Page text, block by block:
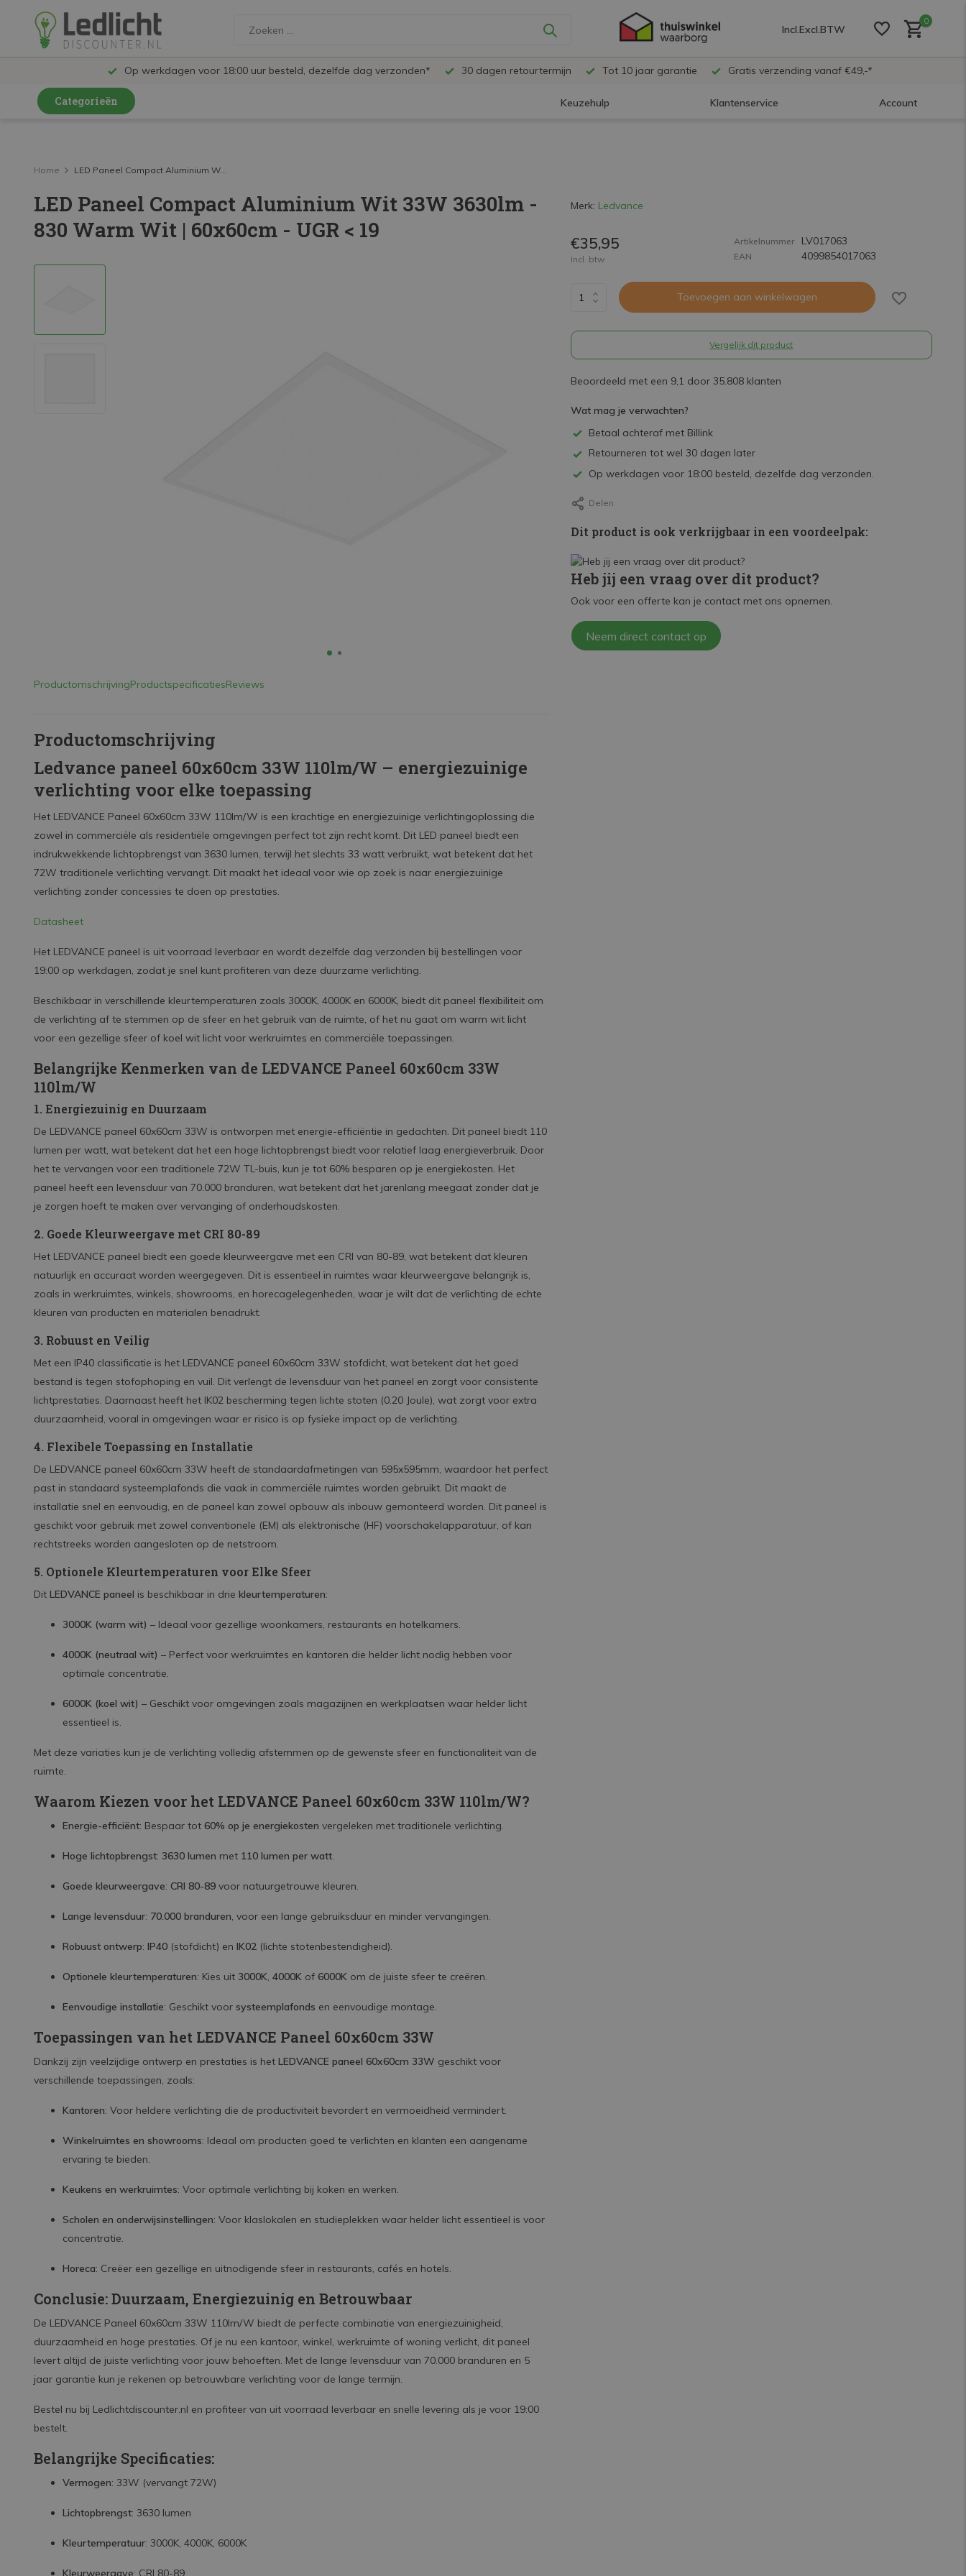
Incl.Excl.BTW
0
Op werkdagen voor 18:00 uur besteld, dezelfde dag verzonden* 30 dagen retourtermijn Tot 10 jaar garantie Gratis verzending vanaf €49,-*
Categorieën Keuzehulp Klantenservice Account
LED Railspots
LED Panelen
LED TL
Home LED Paneel Compact Aluminium W...
LED Paneel Compact Aluminium Wit 33W 3630lm -
830 Warm Wit | 60x60cm - UGR < 19
ProductomschrijvingProductspecificatiesReviews
Productomschrijving
Ledvance paneel 60x60cm 33W 110lm/W – energiezuinige
verlichting voor elke toepassing
Het LEDVANCE Paneel 60x60cm 33W 110lm/W is een krachtige en energiezuinige verlichtingoplossing die
zowel in commerciële als residentiële omgevingen perfect tot zijn recht komt. Dit LED paneel biedt een
indrukwekkende lichtopbrengst van 3630 lumen, terwijl het slechts 33 watt verbruikt, wat betekent dat het
72W traditionele verlichting vervangt. Dit maakt het ideaal voor wie op zoek is naar energiezuinige
verlichting zonder concessies te doen op prestaties.
Datasheet
Het LEDVANCE paneel is uit voorraad leverbaar en wordt dezelfde dag verzonden bij bestellingen voor
19:00 op werkdagen, zodat je snel kunt profiteren van deze duurzame verlichting.
Beschikbaar in verschillende kleurtemperaturen zoals 3000K, 4000K en 6000K, biedt dit paneel flexibiliteit om
de verlichting af te stemmen op de sfeer en het gebruik van de ruimte, of het nu gaat om warm wit licht
voor een gezellige sfeer of koel wit licht voor werkruimtes en commerciële toepassingen.
Belangrijke Kenmerken van de LEDVANCE Paneel 60x60cm 33W
110lm/W
1. Energiezuinig en Duurzaam
De LEDVANCE paneel 60x60cm 33W is ontworpen met energie-efficiëntie in gedachten. Dit paneel biedt 110
lumen per watt, wat betekent dat het een hoge lichtopbrengst biedt voor relatief laag energieverbruik. Door
het te vervangen voor een traditionele 72W TL-buis, kun je tot 60% besparen op je energiekosten. Het
paneel heeft een levensduur van 70.000 branduren, wat betekent dat het jarenlang meegaat zonder dat je
je zorgen hoeft te maken over vervanging of onderhoudskosten.
2. Goede Kleurweergave met CRI 80-89
Het LEDVANCE paneel biedt een goede kleurweergave met een CRI van 80-89, wat betekent dat kleuren
natuurlijk en accuraat worden weergegeven. Dit is essentieel in ruimtes waar kleurweergave belangrijk is,
zoals in werkruimtes, winkels, showrooms, en horecagelegenheden, waar je wilt dat de verlichting de echte
kleuren van producten en materialen benadrukt.
3. Robuust en Veilig
Met een IP40 classificatie is het LEDVANCE paneel 60x60cm 33W stofdicht, wat betekent dat het goed
bestand is tegen stofophoping en vuil. Dit verlengt de levensduur van het paneel en zorgt voor consistente
lichtprestaties. Daarnaast heeft het IK02 bescherming tegen lichte stoten (0.20 Joule), wat zorgt voor extra
duurzaamheid, vooral in omgevingen waar er risico is op fysieke impact op de verlichting.
4. Flexibele Toepassing en Installatie
De LEDVANCE paneel 60x60cm 33W heeft de standaardafmetingen van 595x595mm, waardoor het perfect
past in standaard systeemplafonds die vaak in commerciële ruimtes worden gebruikt. Dit maakt de
installatie snel en eenvoudig, en de paneel kan zowel opbouw als inbouw gemonteerd worden. Dit paneel is
geschikt voor gebruik met zowel conventionele (EM) als elektronische (HF) voorschakelapparatuur, of kan
rechtstreeks worden aangesloten op de netstroom.
5. Optionele Kleurtemperaturen voor Elke Sfeer
Dit LEDVANCE paneel is beschikbaar in drie kleurtemperaturen:
3000K (warm wit) – Ideaal voor gezellige woonkamers, restaurants en hotelkamers.
4000K (neutraal wit) – Perfect voor werkruimtes en kantoren die helder licht nodig hebben voor
optimale concentratie.
6000K (koel wit) – Geschikt voor omgevingen zoals magazijnen en werkplaatsen waar helder licht
essentieel is.
Met deze variaties kun je de verlichting volledig afstemmen op de gewenste sfeer en functionaliteit van de
ruimte.
Waarom Kiezen voor het LEDVANCE Paneel 60x60cm 33W 110lm/W?
Energie-efficiënt: Bespaar tot 60% op je energiekosten vergeleken met traditionele verlichting.
Hoge lichtopbrengst: 3630 lumen met 110 lumen per watt.
Goede kleurweergave: CRI 80-89 voor natuurgetrouwe kleuren.
Lange levensduur: 70.000 branduren, voor een lange gebruiksduur en minder vervangingen.
Robuust ontwerp: IP40 (stofdicht) en IK02 (lichte stotenbestendigheid).
Optionele kleurtemperaturen: Kies uit 3000K, 4000K of 6000K om de juiste sfeer te creëren.
Eenvoudige installatie: Geschikt voor systeemplafonds en eenvoudige montage.
Toepassingen van het LEDVANCE Paneel 60x60cm 33W
Dankzij zijn veelzijdige ontwerp en prestaties is het LEDVANCE paneel 60x60cm 33W geschikt voor
verschillende toepassingen, zoals:
Kantoren: Voor heldere verlichting die de productiviteit bevordert en vermoeidheid vermindert.
Winkelruimtes en showrooms: Ideaal om producten goed te verlichten en klanten een aangename
ervaring te bieden.
Keukens en werkruimtes: Voor optimale verlichting bij koken en werken.
Scholen en onderwijsinstellingen: Voor klaslokalen en studieplekken waar helder licht essentieel is voor
concentratie.
Horeca: Creëer een gezellige en uitnodigende sfeer in restaurants, cafés en hotels.
Conclusie: Duurzaam, Energiezuinig en Betrouwbaar
De LEDVANCE Paneel 60x60cm 33W 110lm/W biedt de perfecte combinatie van energiezuinigheid,
duurzaamheid en hoge prestaties. Of je nu een kantoor, winkel, werkruimte of woning verlicht, dit paneel
levert altijd de juiste verlichting voor jouw behoeften. Met de lange levensduur van 70.000 branduren en 5
jaar garantie kun je rekenen op betrouwbare verlichting voor de lange termijn.
Bestel nu bij Ledlichtdiscounter.nl en profiteer van uit voorraad leverbaar en snelle levering als je voor 19:00
bestelt.
Belangrijke Specificaties:
Vermogen: 33W (vervangt 72W)
Lichtopbrengst: 3630 lumen
Kleurtemperatuur: 3000K, 4000K, 6000K
Kleurweergave: CRI 80-89
Merk: Ledvance
€35,95
Incl. btw
Artikelnummer LV017063
EAN 4099854017063
Toevoegen aan winkelwagen
Vergelijk dit product
Beoordeeld met een 9,1 door 35.808 klanten
Wat mag je verwachten?
Betaal achteraf met Billink
Retourneren tot wel 30 dagen later
Op werkdagen voor 18:00 besteld, dezelfde dag verzonden.
Delen
Dit product is ook verkrijgbaar in een voordeelpak:
Heb jij een vraag over dit product?
Ook voor een offerte kan je contact met ons opnemen.
Neem direct contact op